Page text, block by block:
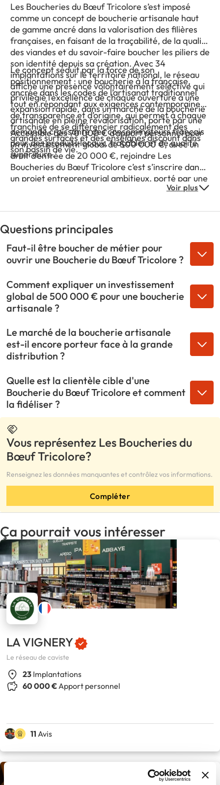
Les Boucheries du Bœuf Tricolore s’est imposé
comme un concept de boucherie artisanale haut
de gamme ancré dans la valorisation des filières
françaises, en faisant de la traçabilité, de la qualité
des viandes et du savoir-faire boucher les piliers de
son identité depuis sa création. Avec 34
implantations sur le territoire national, le réseau
affiche une présence volontairement sélective qui
privilégie l’excellence de chaque ouverture à une
expansion rapide, dans un marché de la boucherie
artisanale en pleine revalorisation, porté par une
demande croissante des consommateurs français
pour des produits locaux, traçables et de qualité
supérieure.
Le concept séduit par la force de son
positionnement : une boucherie à la française,
ancrée dans les codes de l’artisanat traditionnel
tout en répondant aux exigences contemporaines
de transparence et d’origine, qui permet à chaque
franchisé de se différencier radicalement des
grandes surfaces et des enseignes discount dans
son bassin de vie.
Accessible dès 70 000 € d’apport personnel pour
un investissement global de 500 000 €, avec un
droit d’entrée de 20 000 €, rejoindre Les
Boucheries du Bœuf Tricolore c’est s’inscrire dans
un projet entrepreneurial ambitieux, porté par une
tendance de fond en faveur du commerce de
dans un secteur alimentaire où la qualité prime
durablement sur le prix.
Voir plus
Questions principales
Faut-il être boucher de métier pour
ouvrir une Boucherie du Bœuf Tricolore ?
Comment expliquer un investissement
global de 500 000 € pour une boucherie
artisanale ?
Le marché de la boucherie artisanale
est-il encore porteur face à la grande
distribution ?
Quelle est la clientèle cible d'une
Boucherie du Bœuf Tricolore et comment
la fidéliser ?
Vous représentez Les Boucheries du
Bœuf Tricolore?
Renseignez les données manquantes et contrôlez vos informations.
Compléter
Ça pourrait vous intéresser
LA VIGNERY
Le réseau de caviste
23 Implantations
60 000 €Apport personnel
11 Avis